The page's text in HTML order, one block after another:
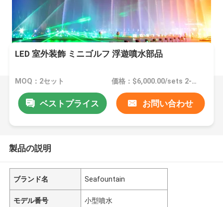
LED 室外装飾 ミニゴルフ 浮遊噴水部品
MOQ：2セット 価格：$6,000.00/sets 2-9 sets
ベストプライス お問い合わせ
製品の説明
ブランド名 Seafountain
モデル番号 小型噴水